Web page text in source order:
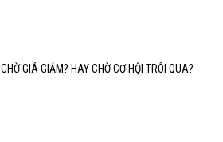
CHỜ GIÁ GIẢM? HAY CHỜ CƠ HỘI TRÔI QUA?